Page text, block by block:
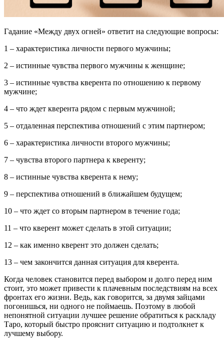
Гадание «Между двух огней» ответит на следующие вопросы:
1 – характеристика личности первого мужчины;
2 – истинные чувства первого мужчины к женщине;
3 – истинные чувства кверента по отношению к первому
мужчине;
4 – что ждет кверента рядом с первым мужчиной;
5 – отдаленная перспектива отношений с этим партнером;
6 – характеристика личности второго мужчины;
7 – чувства второго партнера к кверенту;
8 – истинные чувства кверента к нему;
9 – перспектива отношений в ближайшем будущем;
10 – что ждет со вторым партнером в течение года;
11 – что кверент может сделать в этой ситуации;
12 – как именно кверент это должен сделать;
13 – чем закончится данная ситуация для кверента.
Когда человек становится перед выбором и долго перед ним
стоит, это может привести к плачевным последствиям на всех
фронтах его жизни. Ведь, как говорится, за двумя зайцами
погонишься, ни одного не поймаешь. Поэтому в любой
непонятной ситуации лучшее решение обратиться к раскладу
Таро, который быстро прояснит ситуацию и подтолкнет к
лучшему выбору.